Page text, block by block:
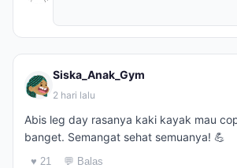
Siska_Anak_Gym
2 hari lalu
Abis leg day rasanya kaki kayak mau
banget. Semangat sehat semuanya! 💪
♥ 21 💬 Balas